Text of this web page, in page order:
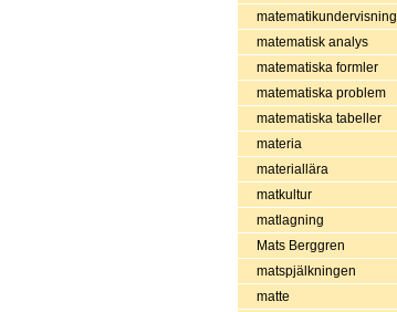
matematikundervisning
matematisk analys
matematiska formler
matematiska problem
matematiska tabeller
materia
materiallära
matkultur
matlagning
Mats Berggren
matspjälkningen
matte